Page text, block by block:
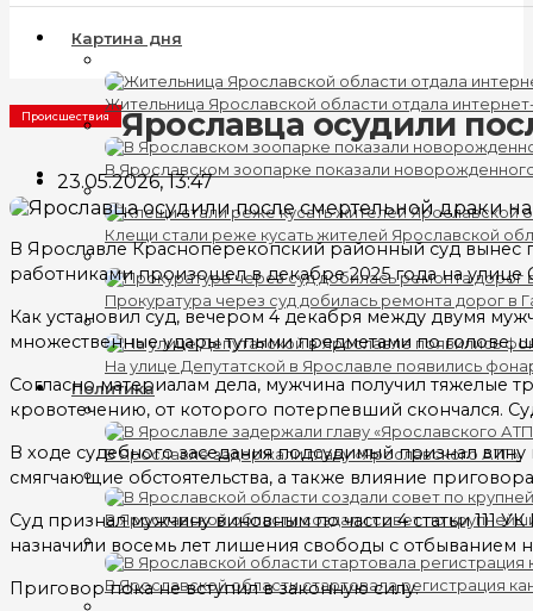
Картина дня
Жительница Ярославской области отдала
В Ярославском зоопарке показали
Клещи стали реже кусать жителей Ярославской
Прокуратура через суд добилась ремонта дорог в
На улице Депутатской в Ярославле появились
Политика
В Ярославле задержали главу «Ярославского АТП»
В Ярославской области создали совет по
В Ярославской области стартовала регистрация
Происшествия Ярославца осудили
23.05.2026, 13:47
В Ярославле Красноперекопский районный суд
работниками произошел в декабре 2025 года на
Как установил суд, вечером 4 декабря между двумя
множественные удары тупыми предметами по голове,
Согласно материалам дела, мужчина получил тяжелые
кровотечению, от которого потерпевший скончался.
В ходе судебного заседания подсудимый признал вину
смягчающие обстоятельства, а также влияние
Суд признал мужчину виновным по части 4 статьи
назначили восемь лет лишения свободы с отбыванием
Приговор пока не вступил в законную силу.